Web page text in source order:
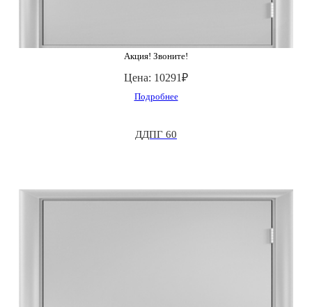
Акция! Звоните!
Цена: 10291₽
Подробнее
ДДПГ 60